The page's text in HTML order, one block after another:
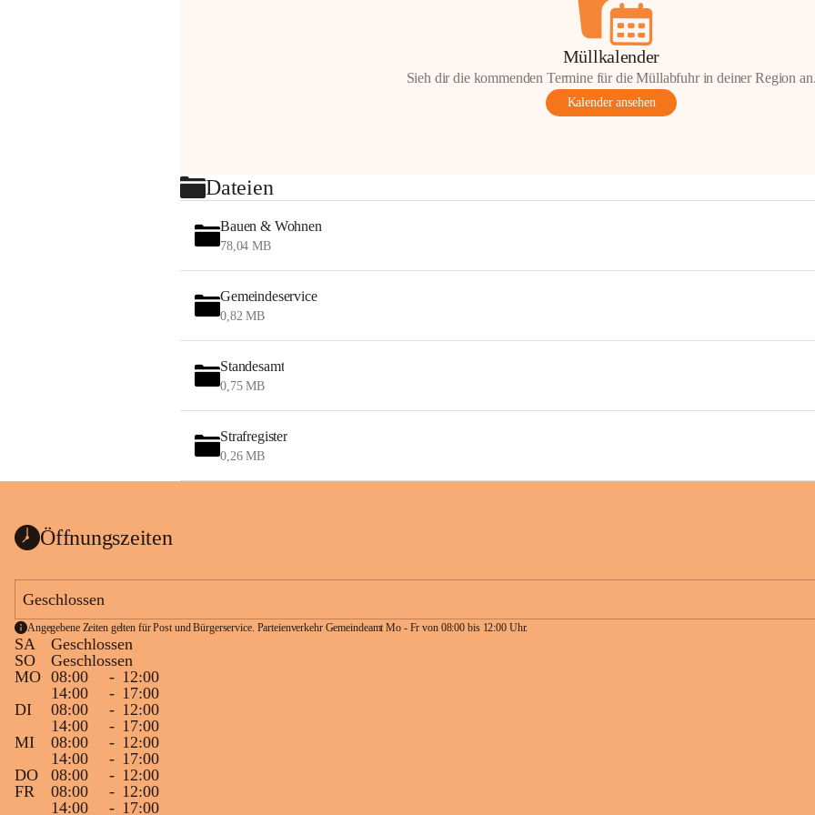
Müllkalender
Sieh dir die kommenden Termine für die Müllabfuhr in deiner Region
Kalender ansehen
Dateien
Bauen & Wohnen
78,04 MB
Gemeindeservice
0,82 MB
Standesamt
0,75 MB
Strafregister
0,26 MB
Öffnungszeiten
Geschlossen
Angegebene Zeiten gelten für Post und Bürgerservice. Parteienverkehr Gemeindeamt Mo - Fr von 08:00 bis 12:00 Uhr.
SA
Geschlossen
SO
Geschlossen
MO 08:00 - 12:00
14:00
- 17:00
DI
08:00 - 12:00
14:00
- 17:00
MI
08:00 - 12:00
14:00
- 17:00
DO
08:00 - 12:00
FR
08:00 - 12:00
14:00
- 17:00